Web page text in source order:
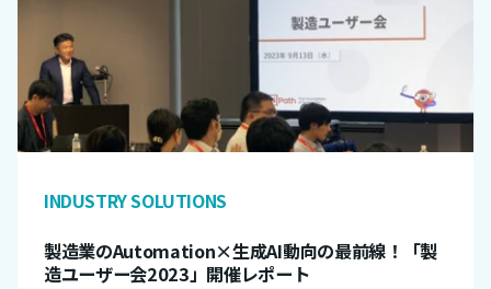
INDUSTRY SOLUTIONS
製造業のAutomation×生成AI動向の最前線！「製
造ユーザー会2023」開催レポート